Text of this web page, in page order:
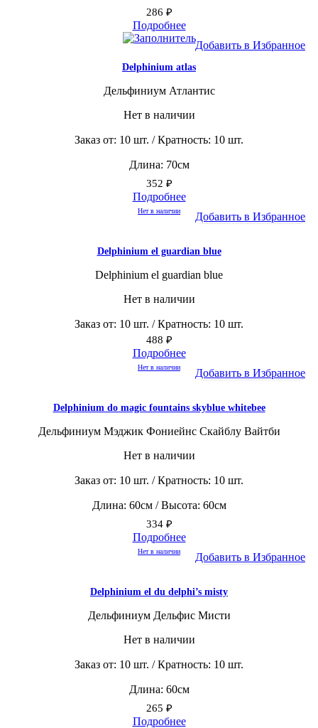
286 ₽
Подробнее
Добавить в Избранное
Delphinium atlas
Дельфиниум Атлантис
Нет в наличии
Заказ от: 10 шт. / Кратность: 10 шт.
Длина: 70см
352 ₽
Подробнее
Нет в наличии Добавить в Избранное
Delphinium el guardian blue
Delphinium el guardian blue
Нет в наличии
Заказ от: 10 шт. / Кратность: 10 шт.
488 ₽
Подробнее
Нет в наличии Добавить в Избранное
Delphinium do magic fountains skyblue whitebee
Дельфиниум Мэджик Фониейнс Скайблу Вайтби
Нет в наличии
Заказ от: 10 шт. / Кратность: 10 шт.
Длина: 60см / Высота: 60см
334 ₽
Подробнее
Нет в наличии Добавить в Избранное
Delphinium el du delphi’s misty
Дельфиниум Дельфис Мисти
Нет в наличии
Заказ от: 10 шт. / Кратность: 10 шт.
Длина: 60см
265 ₽
Подробнее